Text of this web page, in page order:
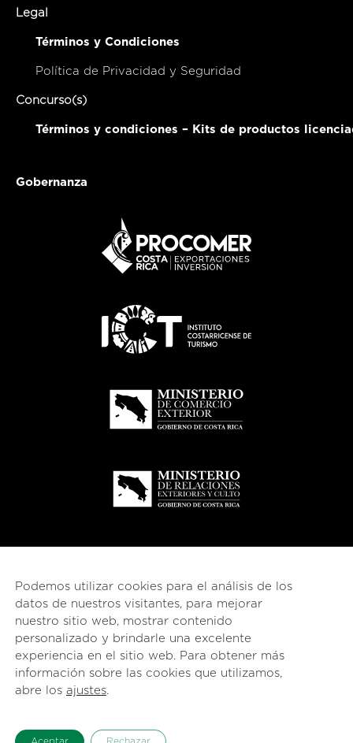
Legal
Términos y Condiciones
Política de Privacidad y Seguridad
Concurso(s)
Términos y condiciones – Kits de productos
Gobernanza
Podemos utilizar cookies para el análisis de los
datos de nuestros visitantes, para mejorar
nuestro sitio web, mostrar contenido
personalizado y brindarle una excelente
experiencia en el sitio web. Para obtener más
información sobre las cookies que utilizamos,
abre los ajustes.